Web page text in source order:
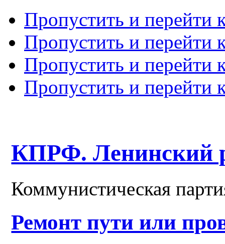
Пропустить и перейти
Пропустить и перейти
Пропустить и перейти
Пропустить и перейти
КПРФ. Ленинский
Коммунистическая
Ремонт пути или